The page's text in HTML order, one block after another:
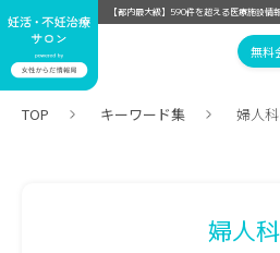
【都内最大級】590件を超える医療施設情
無料
TOP キーワード集 婦人科
婦人科